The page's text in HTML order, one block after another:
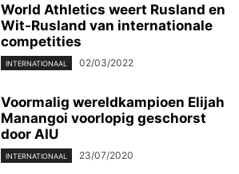
World Athletics weert Rusland en
Wit-Rusland van internationale
competities
INTERNATIONAAL 02/03/2022
Voormalig wereldkampioen Elijah
Manangoi voorlopig geschorst
door AIU
INTERNATIONAAL 23/07/2020